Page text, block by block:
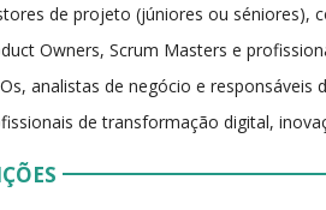
de projeto (júniores ou séniores),
Owners, Scrum Masters e
analistas de negócio e responsáveis
de transformação digital,